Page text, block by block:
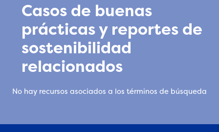
Casos de buenas
prácticas y reportes de
sostenibilidad
relacionados
No hay recursos asociados a los términos de búsqueda